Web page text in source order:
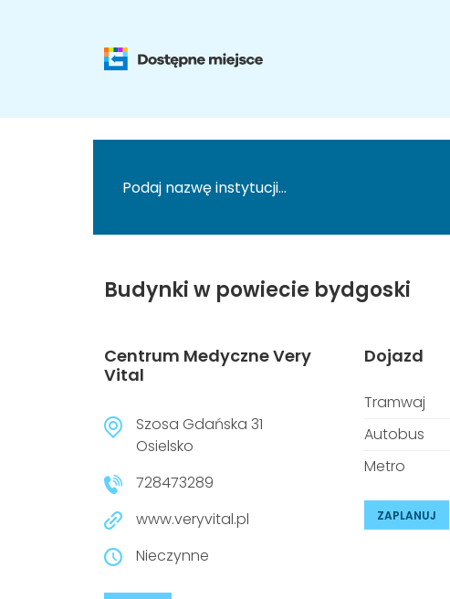
Budynki w powiecie bydgoski
Centrum Medyczne Very
Vital
Szosa Gdańska 31
Osielsko
728473289
www.veryvital.pl
Nieczynne
Dojazd
Tramwaj
Autobus
Metro
ZAPLANUJ